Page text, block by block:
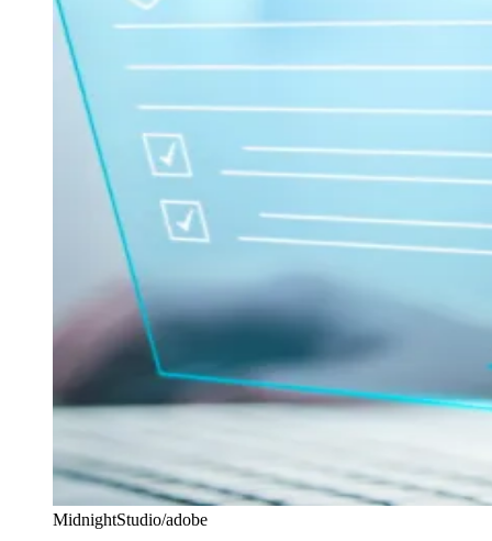
MidnightStudio/adobe